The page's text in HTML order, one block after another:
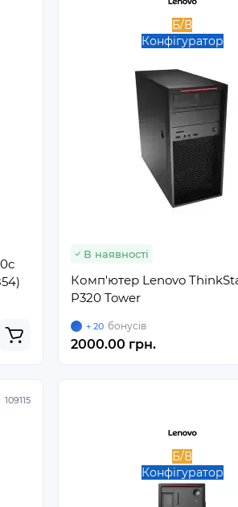
Б/В
Конфігуратор
В наявності
Комп'ютер Lenovo
P320 Tower
+ 20 бонусів
2000.00 грн.
109115
Б/В
Конфігуратор